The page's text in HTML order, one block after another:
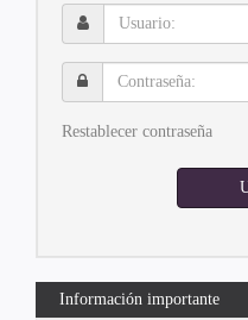
Usuario:
Contraseña:
Restablecer contraseña
Información importante